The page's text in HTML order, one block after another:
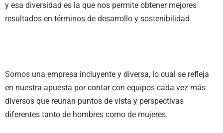
y esa diversidad es la que nos permite obtener mejores
resultados en términos de desarrollo y sostenibilidad.
Somos una empresa incluyente y diversa, lo cual se refleja
en nuestra apuesta por contar con equipos cada vez más
diversos que reúnan puntos de vista y perspectivas
diferentes tanto de hombres como de mujeres.